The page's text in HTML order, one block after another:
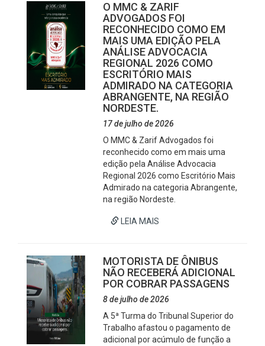
O MMC & ZARIF
ADVOGADOS FOI
RECONHECIDO COMO EM
MAIS UMA EDIÇÃO PELA
ANÁLISE ADVOCACIA
REGIONAL 2026 COMO
ESCRITÓRIO MAIS
ADMIRADO NA CATEGORIA
ABRANGENTE, NA REGIÃO
NORDESTE.
17 de julho de 2026
O MMC & Zarif Advogados foi
reconhecido como em mais uma
edição pela Análise Advocacia
Regional 2026 como Escritório Mais
Admirado na categoria Abrangente,
na região Nordeste.
LEIA MAIS
MOTORISTA DE ÔNIBUS
NÃO RECEBERÁ ADICIONAL
POR COBRAR PASSAGENS
8 de julho de 2026
A 5ª Turma do Tribunal Superior do
Trabalho afastou o pagamento de
adicional por acúmulo de função a